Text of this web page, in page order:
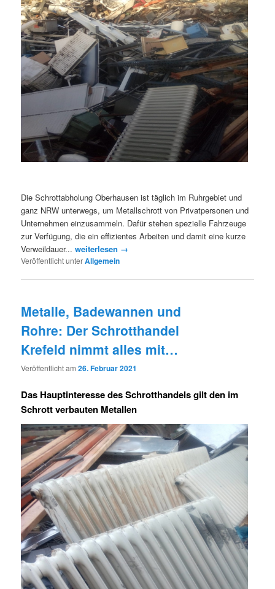
Die Schrottabholung Oberhausen ist täglich im Ruhrgebiet und
ganz NRW unterwegs, um Metallschrott von Privatpersonen und
Unternehmen einzusammeln. Dafür stehen spezielle Fahrzeuge
zur Verfügung, die ein effizientes Arbeiten und damit eine kurze
Verweildauer...weiterlesen →
Veröffentlicht unterAllgemein
Metalle, Badewannen und
Rohre: Der Schrotthandel
Krefeld nimmt alles mit…
Veröffentlicht am26. Februar 2021
Das Hauptinteresse des Schrotthandels gilt den im
Schrott verbauten Metallen